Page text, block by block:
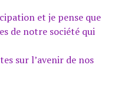
et je pense que
de notre société qui
sur l’avenir de nos